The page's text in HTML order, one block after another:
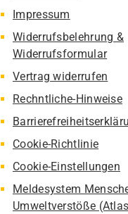
Impressum
Widerrufsbelehrung &
Widerrufsformular
Vertrag widerrufen
Rechntliche-Hinweise
Cookie-Richtlinie
Cookie-Einstellungen
Meldesystem
Umweltverstöße